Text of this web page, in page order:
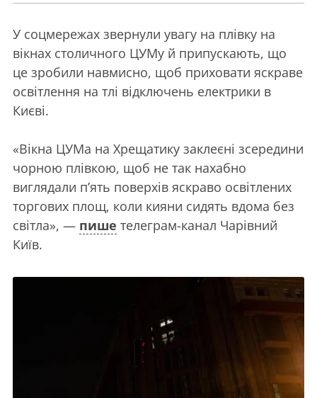
У соцмережах звернули увагу на плівку на
вікнах столичного ЦУМу й припускають, що
це зробили навмисно, щоб приховати яскраве
освітлення на тлі відключень електрики в
Києві.
«Вікна ЦУМа на Хрещатику заклеєні зсередини
чорною плівкою, щоб не так нахабно
виглядали п’ять поверхів яскраво освітлених
торгових площ, коли кияни сидять вдома без
світла», — пише телеграм-канал Чарівний
Київ.